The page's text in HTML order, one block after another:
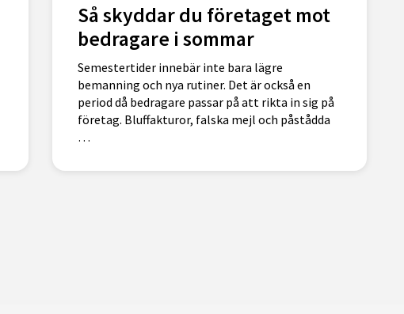
Så skyddar du företaget mot
bedragare i sommar
Semestertider innebär inte bara lägre
bemanning och nya rutiner. Det är också en
period då bedragare passar på att rikta in sig på
företag. Bluffakturor, falska mejl och påstådda
…